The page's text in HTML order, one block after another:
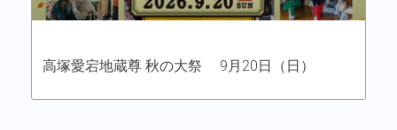
高塚愛宕地蔵尊 秋の大祭 9月20日（日）